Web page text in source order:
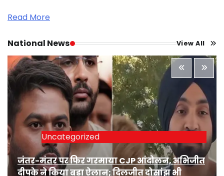
Read More
National News View All
Uncategorized
जंतर-मंतर पर फिर गरमाया CJP आंदोलन, अभिजीत
दीपके ने किया बड़ा ऐलान; दिलजीत दोसांझ भी